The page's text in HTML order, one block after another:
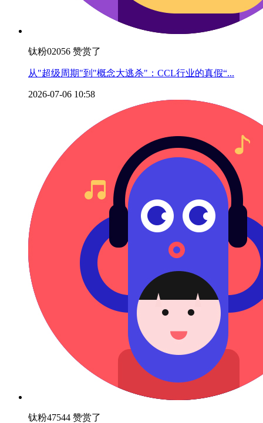
钛粉02056 赞赏了
从"超级周期"到"概念大逃杀"：CCL行业的真假“...
2026-07-06 10:58
钛粉47544 赞赏了